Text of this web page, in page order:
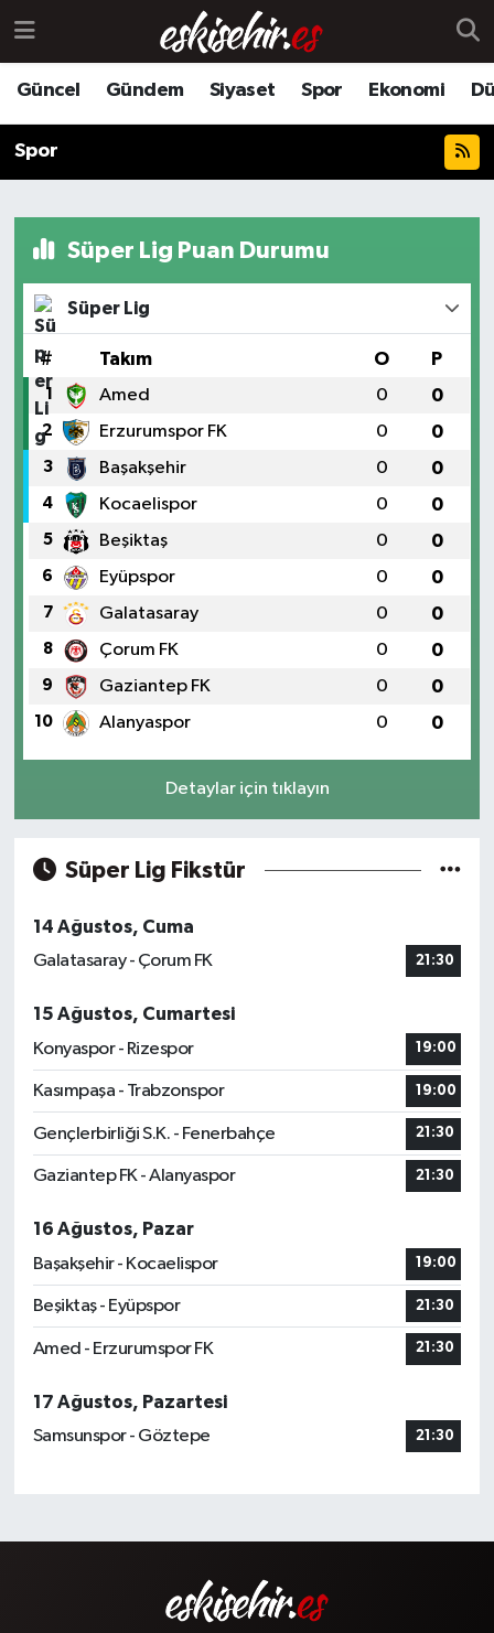
Güncel Gündem Siyaset Spor Ekonomi
Spor
Süper Lig Puan Durumu
Süper Lig
# Takım O P
1 Amed 0 0
2 Erzurumspor FK 0 0
3 Başakşehir 0 0
4 Kocaelispor 0 0
5 Beşiktaş 0 0
6 Eyüpspor 0 0
7 Galatasaray 0 0
8 Çorum FK 0 0
9 Gaziantep FK 0 0
10 Alanyaspor 0 0
Detaylar için tıklayın
Süper Lig Fikstür
14 Ağustos, Cuma
Galatasaray - Çorum FK
21:30
15 Ağustos, Cumartesi
Konyaspor - Rizespor
19:00
Kasımpaşa - Trabzonspor 19:00
Gençlerbirliği S.K. - Fenerbahçe 21:30
Gaziantep FK - Alanyaspor 21:30
16 Ağustos, Pazar
Başakşehir - Kocaelispor
19:00
Beşiktaş - Eyüpspor 21:30
Amed - Erzurumspor FK 21:30
17 Ağustos, Pazartesi
Samsunspor - Göztepe
21:30